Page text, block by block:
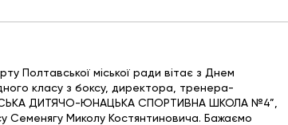
Полтавської міської ради вітає з Днем
класу з боксу, директора, тренера-
ДИТЯЧО-ЮНАЦЬКА СПОРТИВНА ШКОЛА №4”,
Семенягу Миколу Костянтиновича. Бажаємо